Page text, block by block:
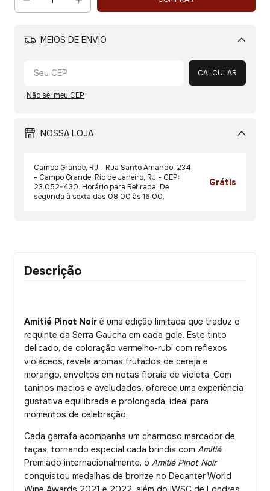
MEIOS DE ENVIO
Alterar CEP
CALCULAR
Não sei meu CEP
NOSSA LOJA
Campo Grande, RJ - Rua Santo Amando, 234
- Campo Grande. Rio de Janeiro, RJ - CEP:
23.052-430. Horário para Retirada: De
segunda à sexta das 08:00 às 16:00.
Grátis
Descrição
Amitié Pinot Noir é uma edição limitada que traduz o
requinte da Serra Gaúcha em cada gole. Este tinto
delicado, de coloração vermelho-rubi com reflexos
violáceos, revela aromas frutados de cereja e
morango, envoltos em notas florais de violeta. Com
taninos macios e aveludados, oferece uma experiência
gustativa equilibrada e prolongada, ideal para
momentos de celebração.
Cada garrafa acompanha um charmoso marcador de
taças, tornando especial cada brindis com Amitié.
Premiado internacionalmente, o Amitié Pinot Noir
conquistou medalhas de bronze no Decanter World